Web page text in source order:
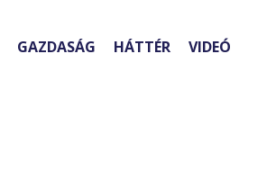
GAZDASÁG HÁTTÉR VIDEÓ